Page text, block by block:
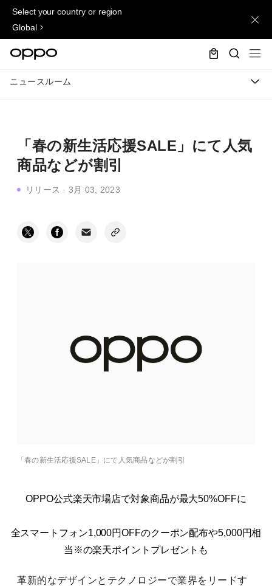
Select your country or region
Global
ニュースルーム
「春の新生活応援SALE」にて人気
商品などが割引
リリース · 3月 03, 2023
「春の新生活応援SALE」にて人気商品などが割引
OPPO公式楽天市場店で対象商品が最大50%OFFに
全スマートフォン1,000円OFFのクーポン配布や5,000円相
当※の楽天ポイントプレゼントも
革新的なデザインとテクノロジーで業界をリードす